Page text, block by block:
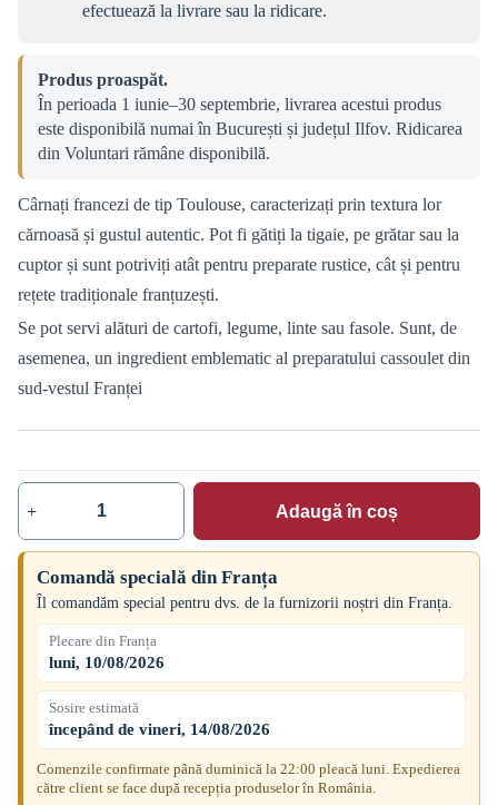
efectuează la livrare sau la ridicare.
Produs proaspăt.
În perioada 1 iunie–30 septembrie, livrarea acestui produs
este disponibilă numai în București și județul Ilfov. Ridicarea
din Voluntari rămâne disponibilă.
Cârnați francezi de tip Toulouse, caracterizați prin textura lor
cărnoasă și gustul autentic. Pot fi gătiți la tigaie, pe grătar sau la
cuptor și sunt potriviți atât pentru preparate rustice, cât și pentru
rețete tradiționale franțuzești.
Se pot servi alături de cartofi, legume, linte sau fasole. Sunt, de
asemenea, un ingredient emblematic al preparatului cassoulet din
sud-vestul Franței
Cantitate
Cârnați
Toulouse,
Adaugă în coș
Comandă specială din Franța
Îl comandăm special pentru dvs. de la furnizorii noștri din Franța.
Plecare din Franța
luni, 10/08/2026
Sosire estimată
începând de vineri, 14/08/2026
Comenzile confirmate până duminică la 22:00 pleacă luni. Expedierea
către client se face după recepția produselor în România.